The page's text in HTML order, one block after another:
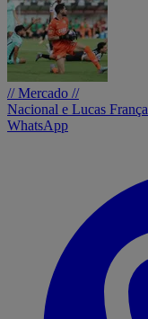
// Mercado //
Nacional e Lucas
WhatsApp